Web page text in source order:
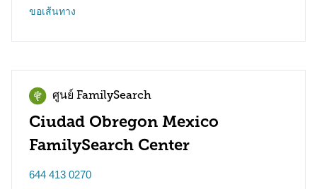
ขอเส้นทาง
ศูนย์ FamilySearch
Ciudad Obregon Mexico
FamilySearch Center
644 413 0270